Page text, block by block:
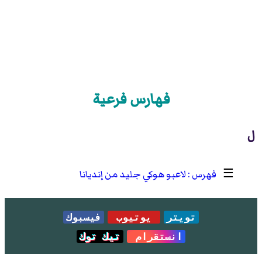
فهارس فرعية
ل
☰ لاعبو هوكي جليد من إنديانا
تويتر يوتيوب
فيسبوك
انستقرام
تيك توك